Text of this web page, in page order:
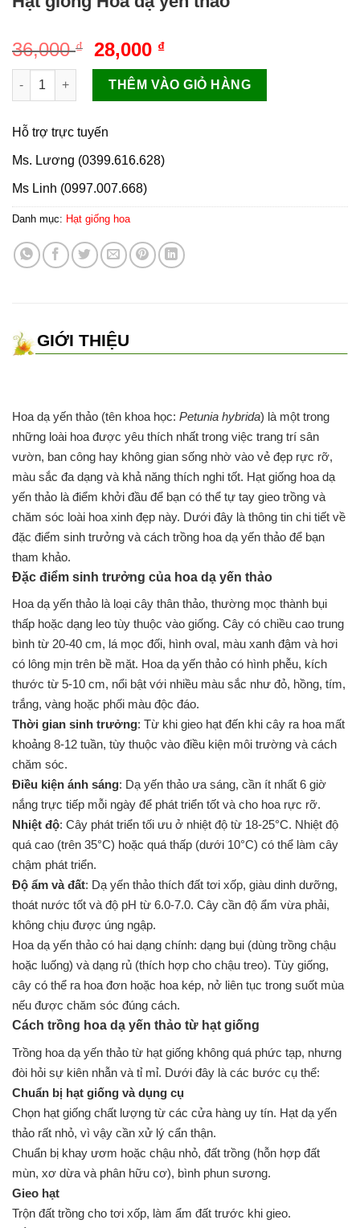
36,000₫
Giá
gốc
là:
36,000 ₫.
28,000 ₫Giá
hiện
tại
là:
Hạt giống Hoa dạ yến thảo số lượng
THÊM VÀO GIỎ HÀNG
Hỗ trợ trực tuyến
Ms. Lương (0399.616.628)
Ms Linh (0997.007.668)
Danh mục: Hạt giống hoa
GIỚI THIỆU
Hoa dạ yến thảo (tên khoa học: Petunia hybrida) là một trong
những loài hoa được yêu thích nhất trong việc trang trí sân
vườn, ban công hay không gian sống nhờ vào vẻ đẹp rực rỡ,
màu sắc đa dạng và khả năng thích nghi tốt. Hạt giống hoa dạ
yến thảo là điểm khởi đầu để bạn có thể tự tay gieo trồng và
chăm sóc loài hoa xinh đẹp này. Dưới đây là thông tin chi tiết về
đặc điểm sinh trưởng và cách trồng hoa dạ yến thảo để bạn
tham khảo.
Đặc điểm sinh trưởng của hoa dạ yến thảo
Hoa dạ yến thảo là loại cây thân thảo, thường mọc thành bụi
thấp hoặc dạng leo tùy thuộc vào giống. Cây có chiều cao trung
bình từ 20-40 cm, lá mọc đối, hình oval, màu xanh đậm và hơi
có lông mịn trên bề mặt. Hoa dạ yến thảo có hình phễu, kích
thước từ 5-10 cm, nổi bật với nhiều màu sắc như đỏ, hồng, tím,
trắng, vàng hoặc phối màu độc đáo.
Thời gian sinh trưởng: Từ khi gieo hạt đến khi cây ra hoa mất
khoảng 8-12 tuần, tùy thuộc vào điều kiện môi trường và cách
chăm sóc.
Điều kiện ánh sáng: Dạ yến thảo ưa sáng, cần ít nhất 6 giờ
nắng trực tiếp mỗi ngày để phát triển tốt và cho hoa rực rỡ.
Nhiệt độ: Cây phát triển tối ưu ở nhiệt độ từ 18-25°C. Nhiệt độ
quá cao (trên 35°C) hoặc quá thấp (dưới 10°C) có thể làm cây
chậm phát triển.
Độ ẩm và đất: Dạ yến thảo thích đất tơi xốp, giàu dinh dưỡng,
thoát nước tốt và độ pH từ 6.0-7.0. Cây cần độ ẩm vừa phải,
không chịu được úng ngập.
Hoa dạ yến thảo có hai dạng chính: dạng bụi (dùng trồng chậu
hoặc luống) và dạng rủ (thích hợp cho chậu treo). Tùy giống,
cây có thể ra hoa đơn hoặc hoa kép, nở liên tục trong suốt mùa
nếu được chăm sóc đúng cách.
Cách trồng hoa dạ yến thảo từ hạt giống
Trồng hoa dạ yến thảo từ hạt giống không quá phức tạp, nhưng
đòi hỏi sự kiên nhẫn và tỉ mỉ. Dưới đây là các bước cụ thể:
Chuẩn bị hạt giống và dụng cụ
Chọn hạt giống chất lượng từ các cửa hàng uy tín. Hạt dạ yến
thảo rất nhỏ, vì vậy cần xử lý cẩn thận.
Chuẩn bị khay ươm hoặc chậu nhỏ, đất trồng (hỗn hợp đất
mùn, xơ dừa và phân hữu cơ), bình phun sương.
Gieo hạt
Trộn đất trồng cho tơi xốp, làm ẩm đất trước khi gieo.